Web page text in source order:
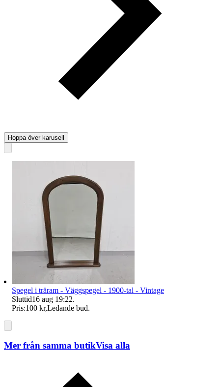
Hoppa över karusell
Spegel i träram - Väggspegel - 1900-tal - Vintage
Sluttid16 aug 19:22.
Pris:100 kr,Ledande bud.
Mer från samma butikVisa alla